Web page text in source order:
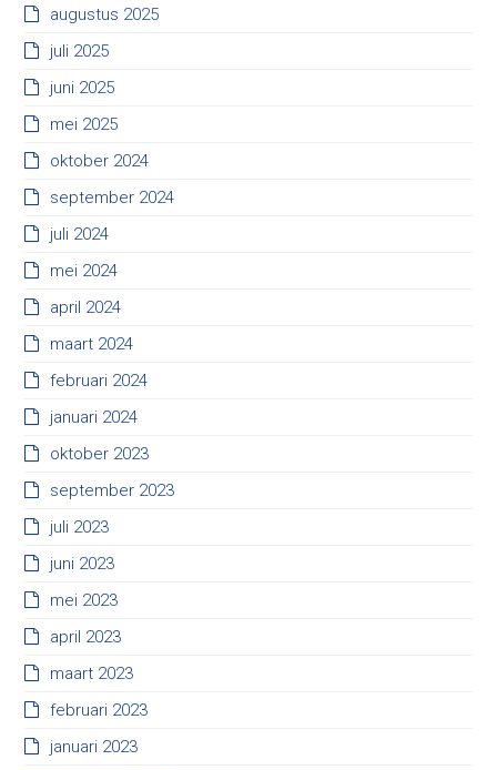
augustus 2025
juli 2025
juni 2025
mei 2025
oktober 2024
september 2024
juli 2024
mei 2024
april 2024
maart 2024
februari 2024
januari 2024
oktober 2023
september 2023
juli 2023
juni 2023
mei 2023
april 2023
maart 2023
februari 2023
januari 2023